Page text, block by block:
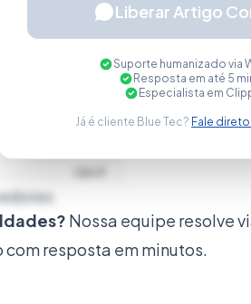
Nossa equipe resolve
resposta em minutos.
Liberar Artigo
Suporte humanizado via
Resposta em até 5
Especialista em
Já é cliente Blue Tec? Fale